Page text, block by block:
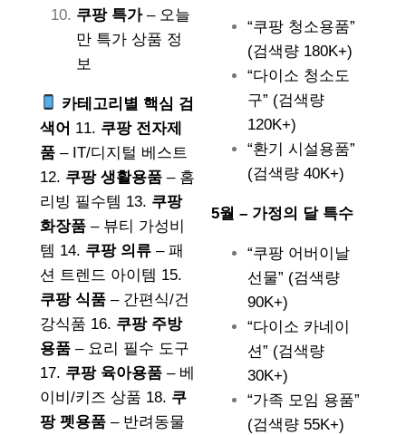
쿠팡 특가– 오늘
만 특가 상품 정
보
카테고리별 핵심 검
색어 11. 쿠팡 전자제
품 – IT/디지털 베스트
12. 쿠팡 생활용품 – 홈
리빙 필수템 13. 쿠팡
화장품 – 뷰티 가성비
템 14. 쿠팡 의류 – 패
션 트렌드 아이템 15.
쿠팡 식품 – 간편식/건
강식품 16. 쿠팡 주방
용품 – 요리 필수 도구
17. 쿠팡 육아용품 – 베
이비/키즈 상품 18. 쿠
팡 펫용품 – 반려동물
“쿠팡 청소용품”
(검색량 180K+)
“다이소 청소도
구” (검색량
120K+)
“환기 시설용품”
(검색량 40K+)
5월 – 가정의 달 특수
“쿠팡 어버이날
선물” (검색량
90K+)
“다이소 카네이
션” (검색량
30K+)
“가족 모임 용품”
(검색량 55K+)